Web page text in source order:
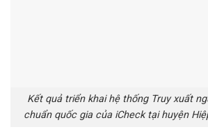
Kết quả triển khai hệ thống Truy xuất
chuẩn quốc gia của iCheck tại huyện